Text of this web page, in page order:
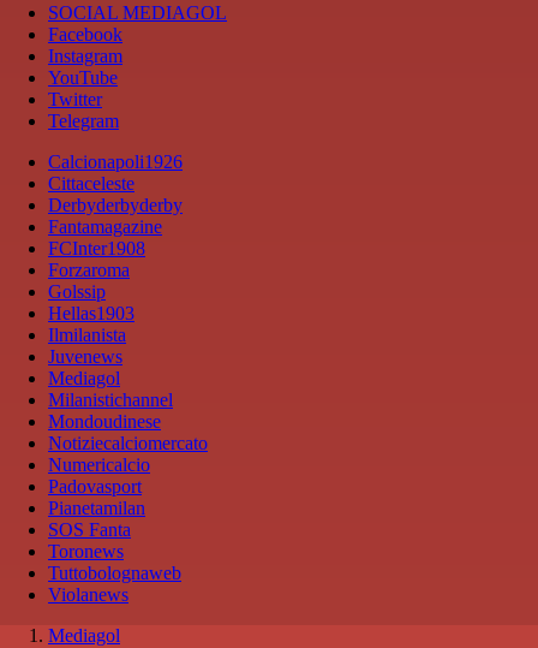
SOCIAL MEDIAGOL
Facebook
Instagram
YouTube
Twitter
Telegram
Calcionapoli1926
Cittaceleste
Derbyderbyderby
Fantamagazine
FCInter1908
Forzaroma
Golssip
Hellas1903
Ilmilanista
Juvenews
Mediagol
Milanistichannel
Mondoudinese
Notiziecalciomercato
Numericalcio
Padovasport
Pianetamilan
SOS Fanta
Toronews
Tuttobolognaweb
Violanews
Mediagol